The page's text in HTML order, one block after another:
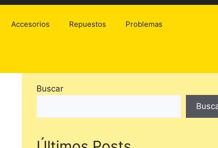
Accesorios Repuestos Problemas
Buscar